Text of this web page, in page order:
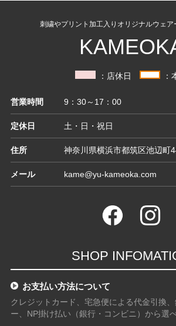
刺繍やプリント加工入りオリジナルウェア
：店休日 ：
営業時間 9：30～17：00
定休日 土・日・祝日
住所 神奈川県横浜市都筑区池辺町
メール kame@yu-kameoka.com
SHOP
お支払い方法について
クレジットカード、宅急便による代金引換
ー、NP掛け払い（銀行・コンビニ）から選べ